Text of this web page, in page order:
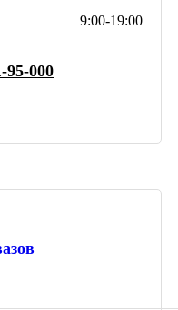
9:00-19:00
95-000